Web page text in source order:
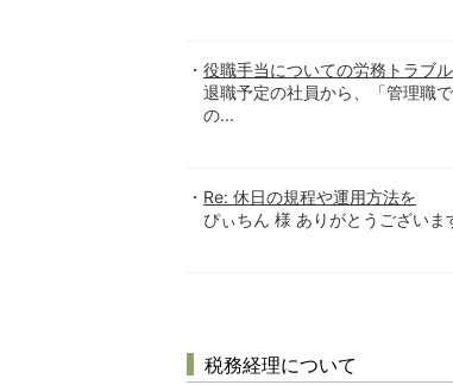
役職手当についての労務トラブル
退職予定の社員から、「管理職
の...
Re: 休日の規程や運用方法を
ぴぃちん 様 ありがとうござい
税務経理について